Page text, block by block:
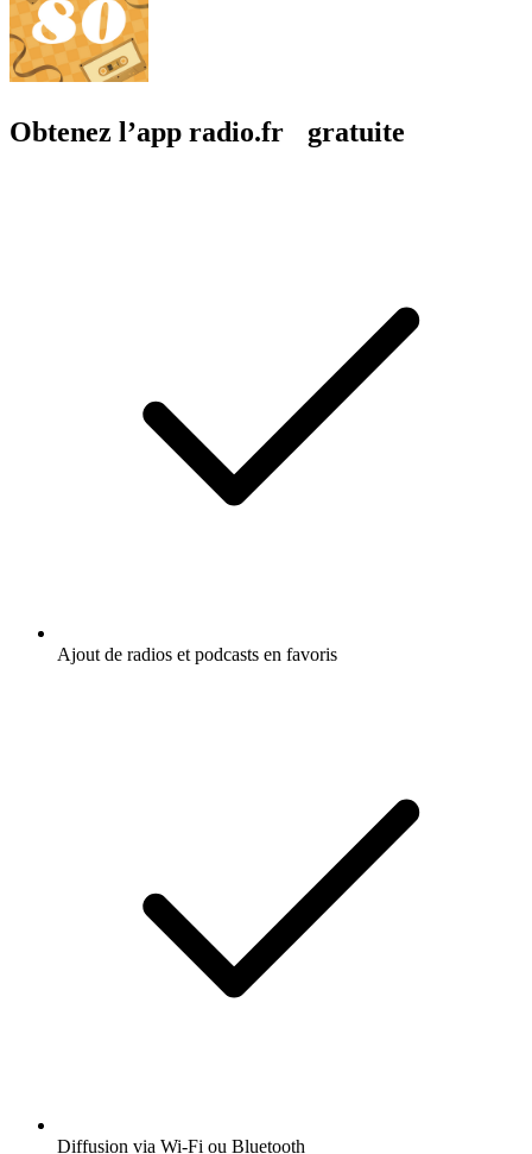
Obtenez l’app radio.fr gratuite
Ajout de radios et podcasts en favoris
Diffusion via Wi-Fi ou Bluetooth